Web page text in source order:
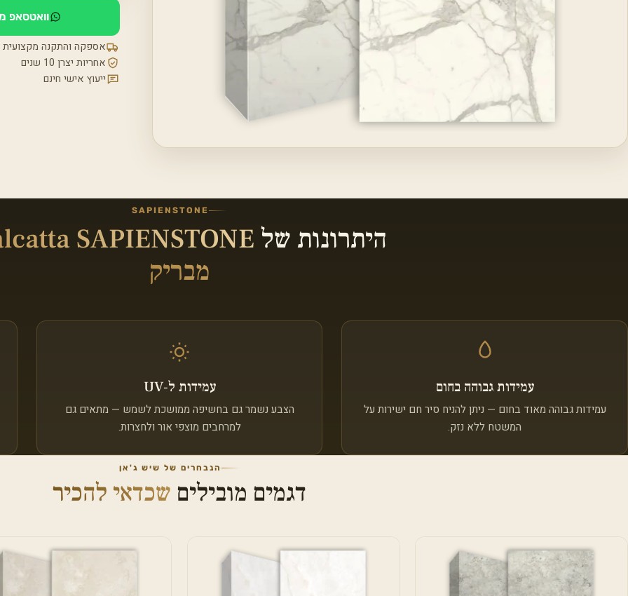
וואטסאפ
אספקה והתקנה מקצועית
אחריות יצרן 10 שנים
ייעוץ אישי חינם
SAPIENSTONE
היתרונות של SAPIENSTONE
מבריק
עמידות גבוהה בחום
עמידות גבוהה מאוד בחום — ניתן להניח סיר חם ישירות על
המשטח ללא נזק.
עמידות ל‑UV
הצבע נשמר גם בחשיפה ממושכת לשמש — מתאים גם
למרחבים מוצפי אור ולחצרות.
הנבחרים של שיש ג'אן
דגמים מובילים שכדאי להכיר